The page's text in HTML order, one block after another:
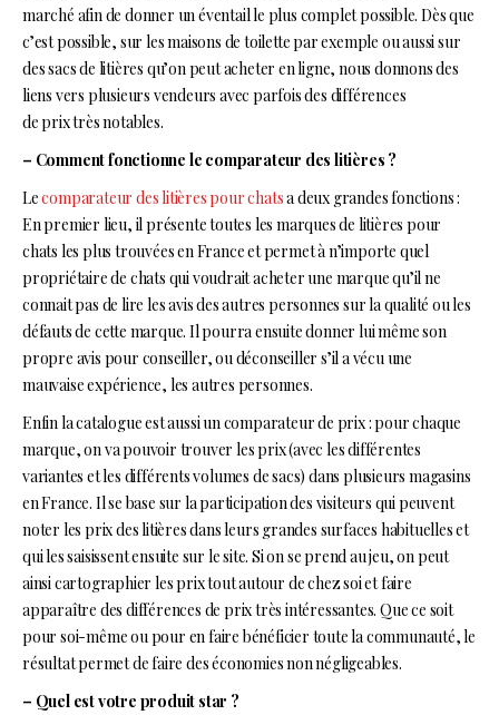
marché afin de donner un éventail le plus complet possible. Dès que
c’est possible, sur les maisons de toilette par exemple ou aussi sur
des sacs de litières qu’on peut acheter en ligne, nous donnons des
liens vers plusieurs vendeurs avec parfois des différences
de prix très notables.
– Comment fonctionne le comparateur des litières ?
Lecomparateur des litières pour chatsa deux grandes fonctions :
En premier lieu, il présente toutes les marques de litières pour
chats les plus trouvées en France et permet à n’importe quel
propriétaire de chats qui voudrait acheter une marque qu’il ne
connait pas de lire les avis des autres personnes sur la qualité ou les
défauts de cette marque. Il pourra ensuite donner lui même son
propre avis pour conseiller, ou déconseiller s’il a vécu une
mauvaise expérience, les autres personnes.
Enfin la catalogue est aussi un comparateur de prix : pour chaque
marque, on va pouvoir trouver les prix (avec les différentes
variantes et les différents volumes de sacs) dans plusieurs magasins
en France. Il se base sur la participation des visiteurs qui peuvent
noter les prix des litières dans leurs grandes surfaces habituelles et
qui les saisissent ensuite sur le site. Si on se prend au jeu, on peut
ainsi cartographier les prix tout autour de chez soi et faire
apparaître des différences de prix très intéressantes. Que ce soit
pour soi-même ou pour en faire bénéficier toute la communauté, le
résultat permet de faire des économies non négligeables.
– Quel est votre produit star ?